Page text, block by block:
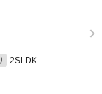
2SLDK